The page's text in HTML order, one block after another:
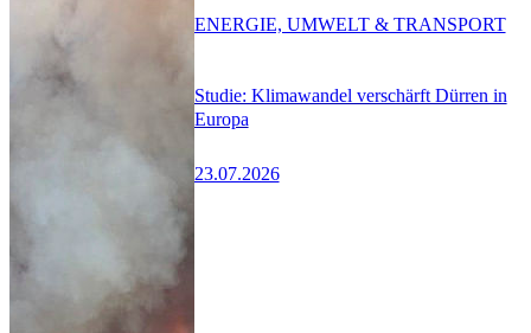
Studie: Klimawandel verschärft Dürren in
Europa
23.07.2026
ENERGIE, UMWELT & TRANSPORT